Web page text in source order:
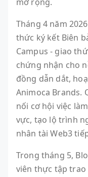
Tháng 4 năm
thức ký kết Biên
Campus - giao
chứng nhận cho
đồng dẫn dắt,
Animoca Brands.
nối cơ hội việc
vực, tạo lộ trình
nhân tài Web3
Trong tháng 5,
viên thực tập